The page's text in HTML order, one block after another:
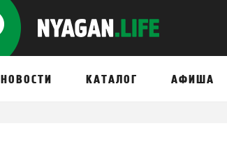
НОВОСТИ КАТАЛОГ АФИША